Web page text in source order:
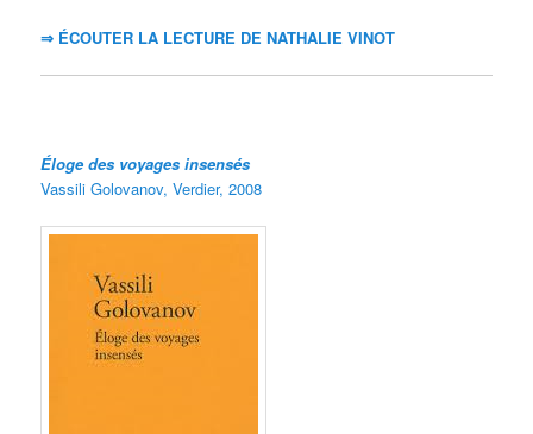
⇒ ÉCOUTER LA LECTURE DE NATHALIE VINOT
Élogedes voyages insensés
Vassili Golovanov, Verdier, 2008